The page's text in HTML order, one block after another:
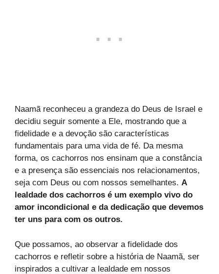
Naamã reconheceu a grandeza do Deus de Israel e
decidiu seguir somente a Ele, mostrando que a
fidelidade e a devoção são características
fundamentais para uma vida de fé. Da mesma
forma, os cachorros nos ensinam que a constância
e a presença são essenciais nos relacionamentos,
seja com Deus ou com nossos semelhantes. A
lealdade dos cachorros é um exemplo vivo do
amor incondicional e da dedicação que devemos
ter uns para com os outros.
Que possamos, ao observar a fidelidade dos
cachorros e refletir sobre a história de Naamã, ser
inspirados a cultivar a lealdade em nossos